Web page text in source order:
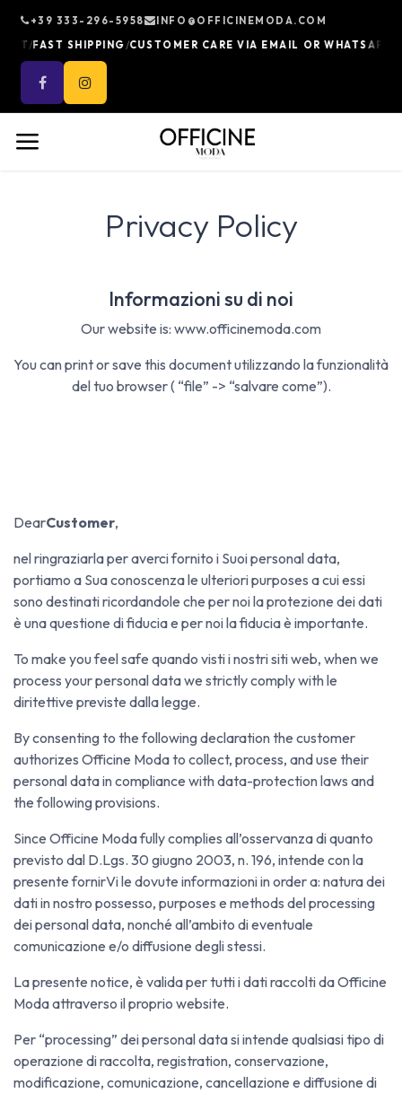
+39 333-296-5958
INFO@OFFICINEMODA.COM
FAST SHIPPING /CUSTOMER CARE VIA EMAIL OR WHATSAPP/
Privacy Policy
Informazioni su di noi
Our website is: www.officinemoda.com
You can print or save this document utilizzando la funzionalità
del tuo browser ( “file” -> “salvare come”).
DearCustomer,
nel ringraziarla per averci fornito i Suoi personal data,
portiamo a Sua conoscenza le ulteriori purposes a cui essi
sono destinati ricordandole che per noi la protezione dei dati
è una questione di fiducia e per noi la fiducia è importante.
To make you feel safe quando visti i nostri siti web, when we
process your personal data we strictly comply with le
diritettive previste dalla legge.
By consenting to the following declaration the customer
authorizes Officine Moda to collect, process, and use their
personal data in compliance with data-protection laws and
the following provisions.
Since Officine Moda fully complies all’osservanza di quanto
previsto dal D.Lgs. 30 giugno 2003, n. 196, intende con la
presente fornirVi le dovute informazioni in order a: natura dei
dati in nostro possesso, purposes e methods del processing
dei personal data, nonché all’ambito di eventuale
comunicazione e/o diffusione degli stessi.
La presente notice, è valida per tutti i dati raccolti da Officine
Moda attraverso il proprio website.
Per “processing” dei personal data si intende qualsiasi tipo di
operazione di raccolta, registration, conservazione,
modificazione, comunicazione, cancellazione e diffusione di